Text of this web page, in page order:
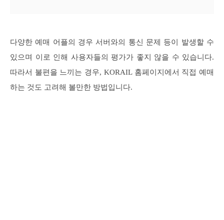
다양한 예매 어플의 경우 서버와의 통신 문제 등이 발생할 수
있으며 이로 인해 사용자들의 평가가 좋지 않을 수 있습니다.
따라서 불편을 느끼는 경우, KORAIL 홈페이지에서 직접 예매
하는 것도 고려해 볼만한 방법입니다.